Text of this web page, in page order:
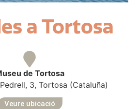
a Tortosa
de Tortosa
3, Tortosa (Cataluña)
Veure ubicació